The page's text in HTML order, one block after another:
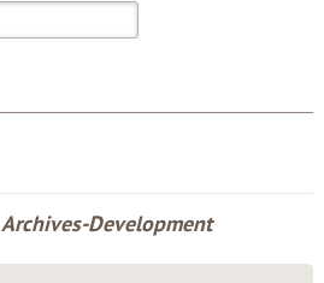
Archives-Development